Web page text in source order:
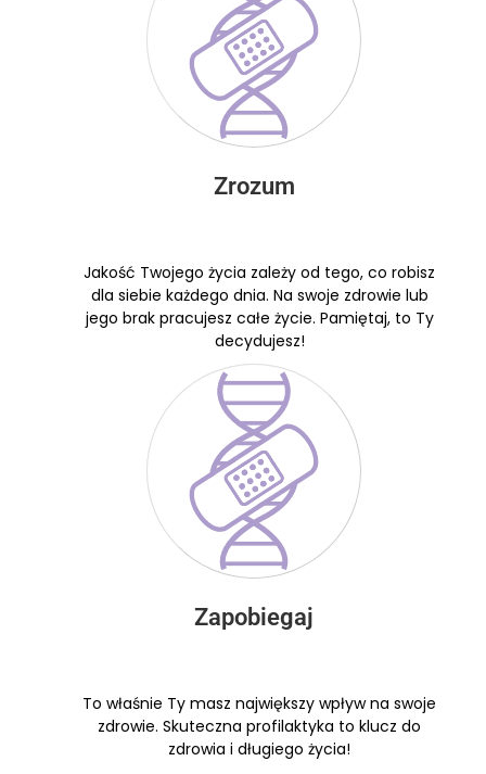
Zrozum
Jakość Twojego życia zależy od tego, co robisz
dla siebie każdego dnia. Na swoje zdrowie lub
jego brak pracujesz całe życie. Pamiętaj, to Ty
decydujesz!
Zapobiegaj
To właśnie Ty masz największy wpływ na swoje
zdrowie. Skuteczna profilaktyka to klucz do
zdrowia i długiego życia!